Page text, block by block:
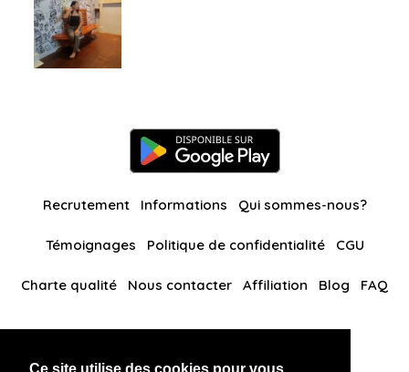
Recrutement Informations Qui sommes-nous?
Témoignages Politique de confidentialité CGU
Charte qualité Nous contacter Affiliation Blog FAQ